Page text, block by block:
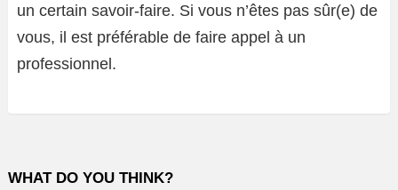
un certain savoir-faire. Si vous n’êtes pas sûr(e) de
vous, il est préférable de faire appel à un
professionnel.
WHAT DO YOU THINK?